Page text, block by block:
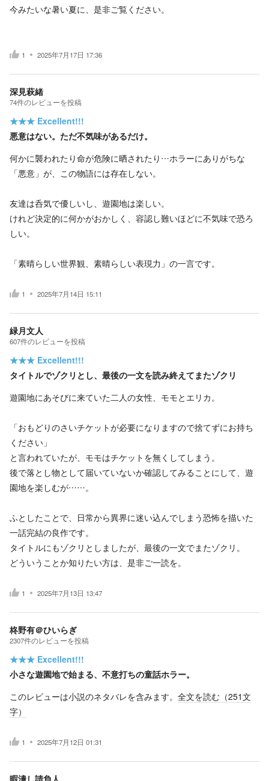
今みたいな暑い夏に、是非ご覧ください。
1 2025年7月17日 17:36
深見萩緒
74件のレビューを投稿
★★★ Excellent!!!
悪意はない。ただ不気味があるだけ。
何かに襲われたり命が危険に晒されたり…ホラーにありがちな
「悪意」が、この物語には存在しない。
友達は呑気で優しいし、遊園地は楽しい。
けれど決定的に何かがおかしく、容認し難いほどに不気味で恐ろ
しい。
「素晴らしい世界観、素晴らしい表現力」の一言です。
1 2025年7月14日 15:11
緑月文人
607件のレビューを投稿
★★★ Excellent!!!
タイトルでゾクリとし、最後の一文を読み終えてまたゾクリ
遊園地にあそびに来ていた二人の女性、モモとエリカ。
「おもどりのさいチケットが必要になりますので捨てずにお持ち
ください」
と言われていたが、モモはチケットを無くしてしまう。
後で落とし物として届いていないか確認してみることにして、遊
園地を楽しむが……。
ふとしたことで、日常から異界に迷い込んでしまう恐怖を描いた
一話完結の良作です。
タイトルにもゾクリとしましたが、最後の一文でまたゾクリ。
どういうことか知りたい方は、是非ご一読を。
1 2025年7月13日 13:47
柊野有＠ひいらぎ
2307件のレビューを投稿
★★★ Excellent!!!
小さな遊園地で始まる、不意打ちの童話ホラー。
このレビューは小説のネタバレを含みます。 全文を読む（251文
字）
1 2025年7月12日 01:31
暇潰し請負人